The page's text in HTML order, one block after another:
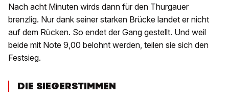
Nach acht Minuten wirds dann für den Thurgauer
brenzlig. Nur dank seiner starken Brücke landet er nicht
auf dem Rücken. So endet der Gang gestellt. Und weil
beide mit Note 9,00 belohnt werden, teilen sie sich den
Festsieg.
DIE SIEGERSTIMMEN